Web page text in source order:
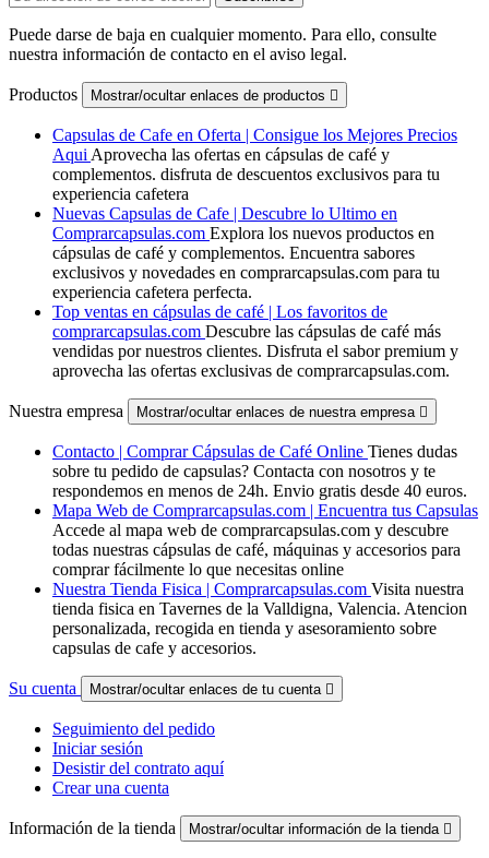
Puede darse de baja en cualquier momento. Para ello, consulte
nuestra información de contacto en el aviso legal.
Productos Mostrar/ocultar enlaces de productos 
Capsulas de Cafe en Oferta | Consigue los Mejores Precios
Aqui Aprovecha las ofertas en cápsulas de café y
complementos. disfruta de descuentos exclusivos para tu
experiencia cafetera
Nuevas Capsulas de Cafe | Descubre lo Ultimo en
Comprarcapsulas.com Explora los nuevos productos en
cápsulas de café y complementos. Encuentra sabores
exclusivos y novedades en comprarcapsulas.com para tu
experiencia cafetera perfecta.
Top ventas en cápsulas de café | Los favoritos de
comprarcapsulas.com Descubre las cápsulas de café más
vendidas por nuestros clientes. Disfruta el sabor premium y
aprovecha las ofertas exclusivas de comprarcapsulas.com.
Nuestra empresa Mostrar/ocultar enlaces de nuestra empresa 
Contacto | Comprar Cápsulas de Café Online Tienes dudas
sobre tu pedido de capsulas? Contacta con nosotros y te
respondemos en menos de 24h. Envio gratis desde 40 euros.
Mapa Web de Comprarcapsulas.com | Encuentra tus Capsulas
Accede al mapa web de comprarcapsulas.com y descubre
todas nuestras cápsulas de café, máquinas y accesorios para
comprar fácilmente lo que necesitas online
Nuestra Tienda Fisica | Comprarcapsulas.com Visita nuestra
tienda fisica en Tavernes de la Valldigna, Valencia. Atencion
personalizada, recogida en tienda y asesoramiento sobre
capsulas de cafe y accesorios.
Su cuenta Mostrar/ocultar enlaces de tu cuenta 
Seguimiento del pedido
Iniciar sesión
Desistir del contrato aquí
Crear una cuenta
Información de la tienda Mostrar/ocultar información de la tienda 